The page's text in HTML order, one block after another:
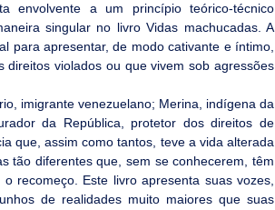
envolvente a um princípio teórico-técnico
singular no livro Vidas machucadas. A
para apresentar, de modo cativante e íntimo,
violados ou que vivem sob agressões
imigrante venezuelano; Merina, indígena da
da República, protetor dos direitos de
que, assim como tantos, teve a vida alterada
tão diferentes que, sem se conhecerem, têm
recomeço. Este livro apresenta suas vozes,
de realidades muito maiores que suas